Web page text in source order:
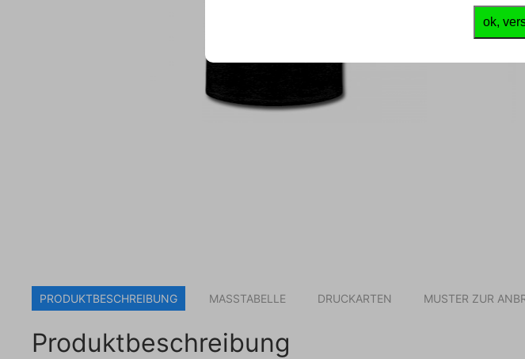
PRODUKTBESCHREIBUNG MASSTABELLE DRUCKARTEN MUSTER ZUR
Produktbeschreibung
ok,